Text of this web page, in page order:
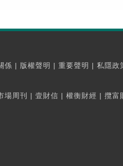
係 | 版權聲明 | 重要聲明 | 私隱政
場周刊 | 壹財信 | 權衡財經 | 攬富